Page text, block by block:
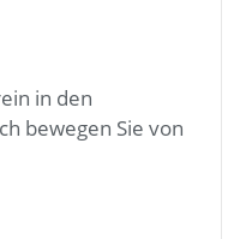
in den
bewegen Sie von